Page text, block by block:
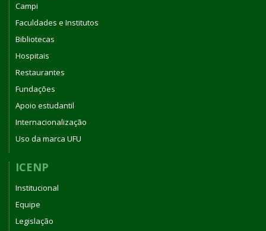
Campi
Faculdades e Institutos
Bibliotecas
Hospitais
Restaurantes
Fundações
Apoio estudantil
Internacionalização
Uso da marca UFU
ICENP
Institucional
Equipe
Legislação